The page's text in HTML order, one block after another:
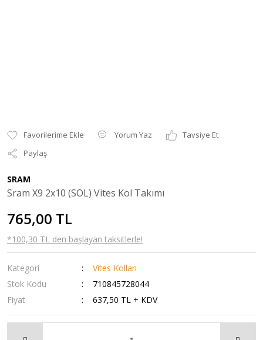
Yorum Yaz
Tavsiye Et
Paylaş
SRAM
Sram X9 2x10 (SOL) Vites Kol Takımı
765,00 TL
*100,30 TL den başlayan taksitlerle!
Kategori
Vites Kolları
Stok Kodu
710845728044
Fiyat
637,50 TL + KDV